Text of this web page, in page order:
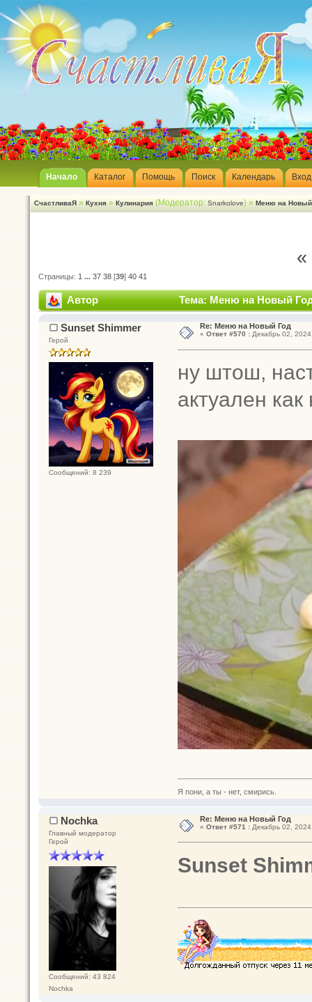
Начало Каталог Помощь Поиск Календарь Вход
СчастливаЯ » Кухня » Кулинария (Модератор: Snarkolove) » Меню на Новый
Страницы: 1 ... 37 38 [39] 40 41
Автор Тема: Меню на Новый
Sunset Shimmer
Герой
Сообщений: 8 239
Re: Меню на Новый Год
« Ответ #570 :Декабрь 02,
ну штош,
актуален
Я пони, а ты - нет, смирись.
Nochka
Главный модератор
Герой
Сообщений: 43 824
Nochka
Re: Меню на Новый Год
« Ответ #571 :Декабрь 02,
Sunset